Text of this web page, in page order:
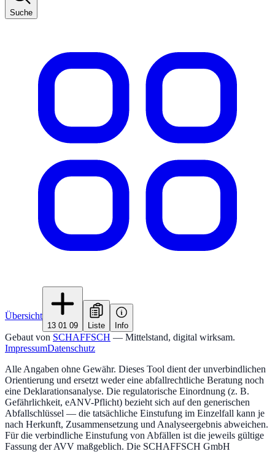
Suche
Übersicht
13 01 09 Liste Info
Gebaut von SCHAFFSCH — Mittelstand, digital wirksam.
ImpressumDatenschutz
Alle Angaben ohne Gewähr. Dieses Tool dient der unverbindlichen
Orientierung und ersetzt weder eine abfallrechtliche Beratung noch
eine Deklarationsanalyse. Die regulatorische Einordnung (z. B.
Gefährlichkeit, eANV-Pflicht) bezieht sich auf den generischen
Abfallschlüssel — die tatsächliche Einstufung im Einzelfall kann je
nach Herkunft, Zusammensetzung und Analyseergebnis abweichen.
Für die verbindliche Einstufung von Abfällen ist die jeweils gültige
Fassung der AVV maßgeblich. Die SCHAFFSCH GmbH